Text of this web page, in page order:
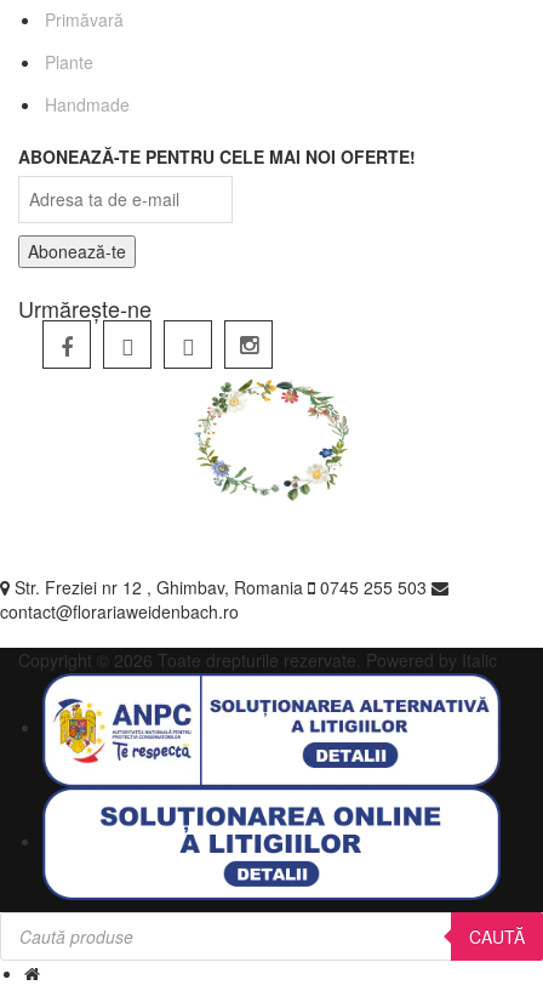
Primăvară
Plante
Handmade
ABONEAZĂ-TE PENTRU CELE MAI NOI OFERTE!
Urmărește-ne
Str. Freziei nr 12 , Ghimbav, Romania
0745 255 503
contact@florariaweidenbach.ro
Copyright © 2026 Toate drepturile rezervate. Powered by Italic
Products
search CAUTĂ